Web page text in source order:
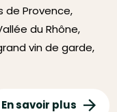
de Provence,
du Rhône,
vin de garde,
En savoir plus